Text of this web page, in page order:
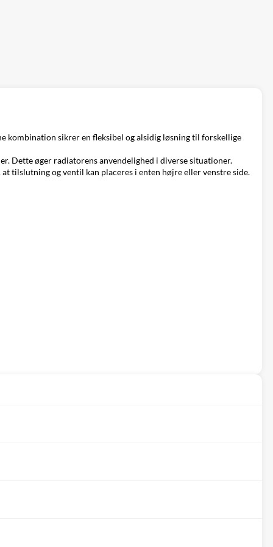
kombination sikrer en fleksibel og alsidig løsning til forskellige
Dette øger radiatorens anvendelighed i diverse situationer.
tilslutning og ventil kan placeres i enten højre eller venstre side.